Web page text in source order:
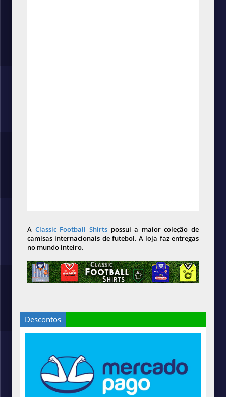
A Classic Football Shirts possui a maior coleção de
camisas internacionais de futebol. A loja faz entregas
no mundo inteiro.
Descontos